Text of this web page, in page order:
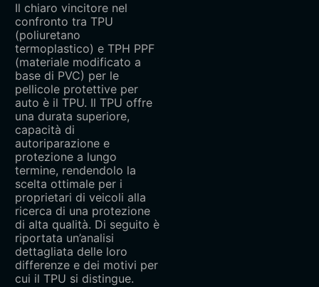
Il chiaro vincitore nel
confronto tra TPU
(poliuretano
termoplastico) e TPH PPF
(materiale modificato a
base di PVC) per le
pellicole protettive per
auto è il ‌TPU‌. Il TPU offre
una durata superiore,
capacità di
autoriparazione e
protezione a lungo
termine, rendendolo la
scelta ottimale per i
proprietari di veicoli alla
ricerca di una protezione
di alta qualità. Di seguito è
riportata un’analisi
dettagliata delle loro
differenze e dei motivi per
cui il TPU si distingue.